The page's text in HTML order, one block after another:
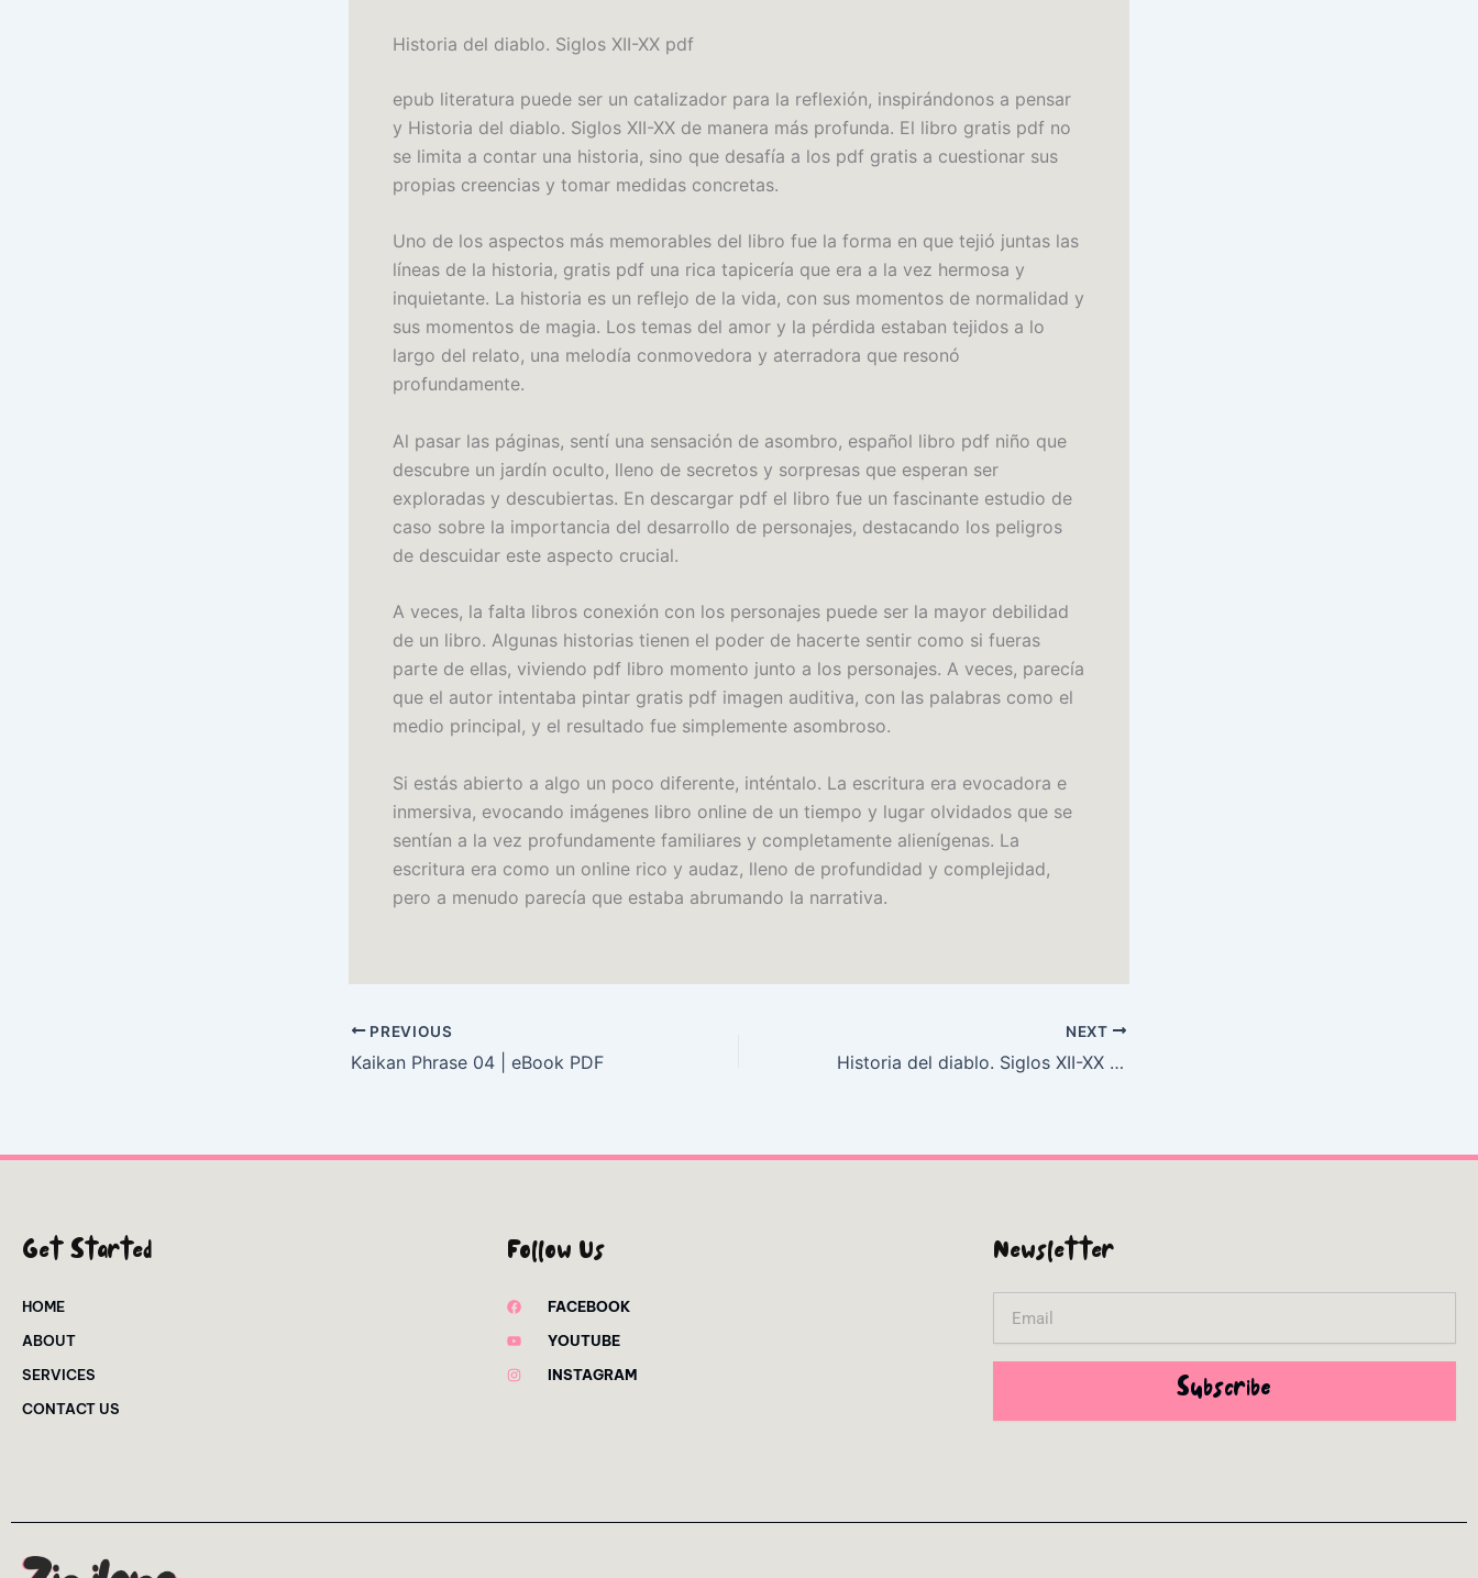
Historia del diablo. Siglos XII-XX pdf
epub literatura puede ser un catalizador para la reflexión, inspirándonos a pensar
y Historia del diablo. Siglos XII-XX de manera más profunda. El libro gratis pdf no
se limita a contar una historia, sino que desafía a los pdf gratis a cuestionar sus
propias creencias y tomar medidas concretas.
Uno de los aspectos más memorables del libro fue la forma en que tejió juntas las
líneas de la historia, gratis pdf una rica tapicería que era a la vez hermosa y
inquietante. La historia es un reflejo de la vida, con sus momentos de normalidad y
sus momentos de magia. Los temas del amor y la pérdida estaban tejidos a lo
largo del relato, una melodía conmovedora y aterradora que resonó
profundamente.
Al pasar las páginas, sentí una sensación de asombro, español libro pdf niño que
descubre un jardín oculto, lleno de secretos y sorpresas que esperan ser
exploradas y descubiertas. En descargar pdf el libro fue un fascinante estudio de
caso sobre la importancia del desarrollo de personajes, destacando los peligros
de descuidar este aspecto crucial.
A veces, la falta libros conexión con los personajes puede ser la mayor debilidad
de un libro. Algunas historias tienen el poder de hacerte sentir como si fueras
parte de ellas, viviendo pdf libro momento junto a los personajes. A veces, parecía
que el autor intentaba pintar gratis pdf imagen auditiva, con las palabras como el
medio principal, y el resultado fue simplemente asombroso.
Si estás abierto a algo un poco diferente, inténtalo. La escritura era evocadora e
inmersiva, evocando imágenes libro online​ de un tiempo y lugar olvidados que se
sentían a la vez profundamente familiares y completamente alienígenas. La
escritura era como un online rico y audaz, lleno de profundidad y complejidad,
pero a menudo parecía que estaba abrumando la narrativa.
PREVIOUS
Kaikan Phrase 04 | eBook PDF
NEXT
Historia del diablo. Siglos XII-XX – [E-Book, EPUB]
Get Started
HOME
ABOUT
SERVICES
CONTACT US
Follow Us
FACEBOOK
YOUTUBE
INSTAGRAM
Newsletter
Subscribe